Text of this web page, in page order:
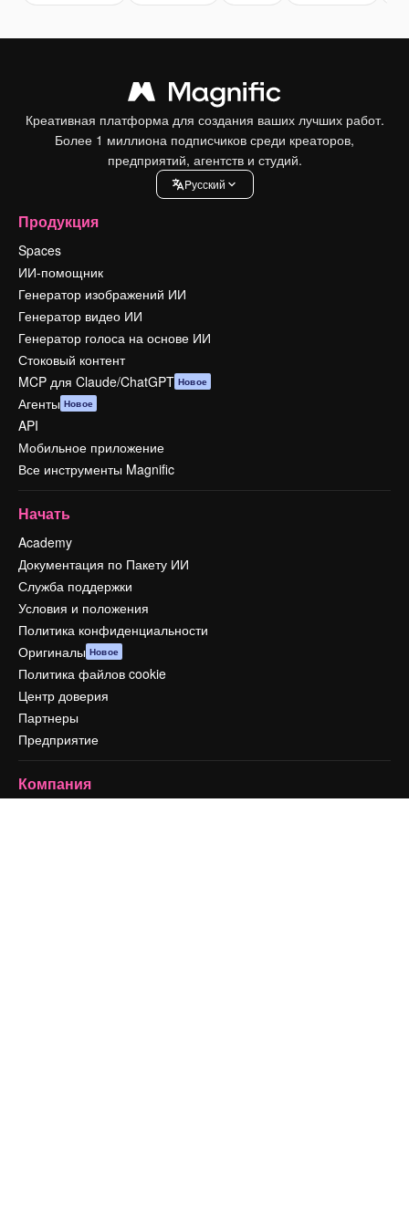
Креативная платформа для создания ваших лучших работ.
Более 1 миллиона подписчиков среди креаторов,
предприятий, агентств и студий.
Pусский
Продукция
Spaces
ИИ-помощник
Генератор изображений ИИ
Генератор видео ИИ
Генератор голоса на основе ИИ
Стоковый контент
MCP для Claude/ChatGPT Новое
Агенты Новое
API
Мобильное приложение
Все инструменты Magnific
Начать
Academy
Документация по Пакету ИИ
Служба поддержки
Условия и положения
Политика конфиденциальности
Оригиналы Новое
Политика файлов cookie
Центр доверия
Партнеры
Предприятие
Компания